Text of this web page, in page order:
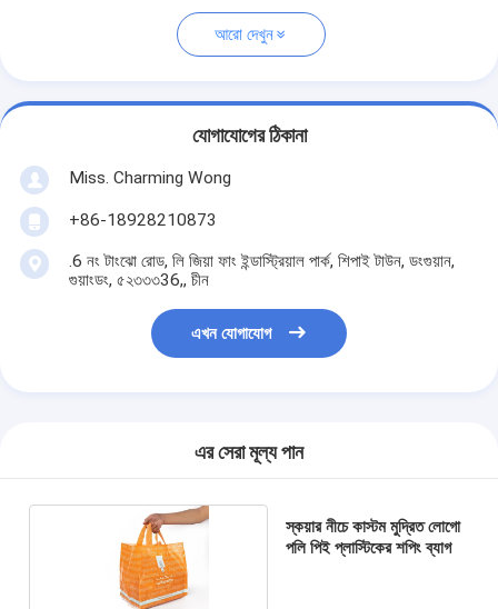
আরো দেখুন
যোগাযোগের ঠিকানা
Miss. Charming Wong
+86-18928210873
.6 নং টাংঝো রোড, লি জিয়া ফাং ইন্ডাস্ট্রিয়াল পার্ক, শিপাই টাউন, ডংগুয়ান,
গুয়াংডং, ৫২৩৩৩36,, চীন
এখন যোগাযোগ
এর সেরা মূল্য পান
স্কয়ার নীচে কাস্টম মুদ্রিত লোগো
পলি পিই প্লাস্টিকের শপিং ব্যাগ